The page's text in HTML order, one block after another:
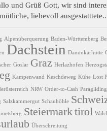
und Grüß Gott, wir sind
liebevoll
Alpenüberquerung Baden-Württemberg
Dachstein Dammkarhütte
Goslar Graz Herlazhofen
Kampenwand Keschdeweg Kühe Lost
NRW Order-to-Cash Paragliding
Salzkammergut Schauhöhle
Steiermark tirol
Überschreitung